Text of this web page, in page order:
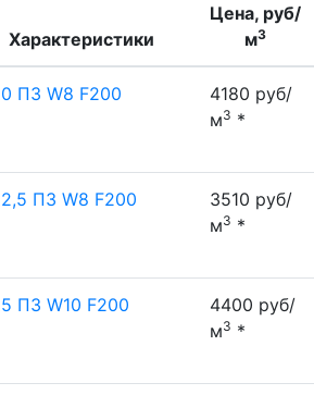
Характеристики
Цена, руб/
м3
П3 W8 F200
4180 руб/
м3 *
П3 W8 F200
3510 руб/
м3 *
П3 W10 F200
4400 руб/
м3 *